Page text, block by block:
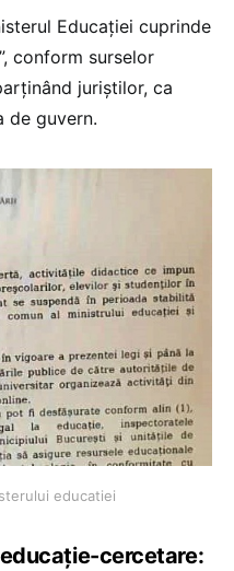
Educației cuprinde
conform surselor
juriștilor, ca
de guvern.
educatiei
cercetare: